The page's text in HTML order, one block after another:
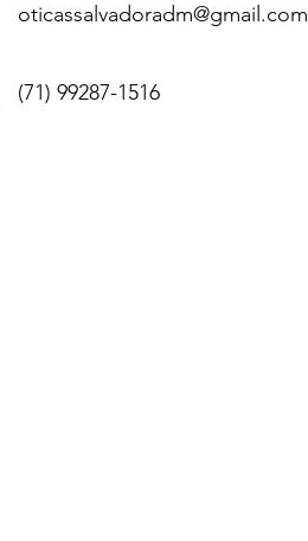
oticassalvadoradm@gmail.com
(71) 99287-1516